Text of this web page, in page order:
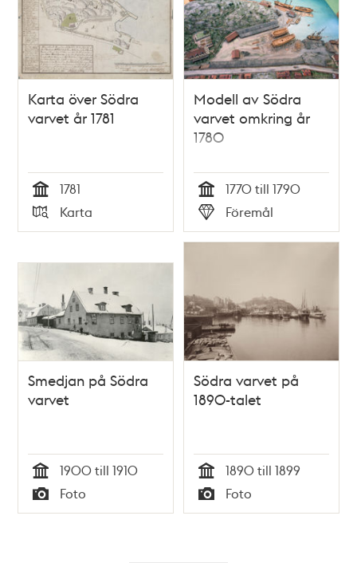
Karta över Södra
varvet år 1781
Tid
1781
Typ
Karta
Modell av Södra
varvet omkring år
1780
Tid
1770 till 1790
Typ
Föremål
Smedjan på Södra
varvet
Tid
1900 till 1910
Typ
Foto
Södra varvet på
1890-talet
Tid
1890 till 1899
Typ
Foto